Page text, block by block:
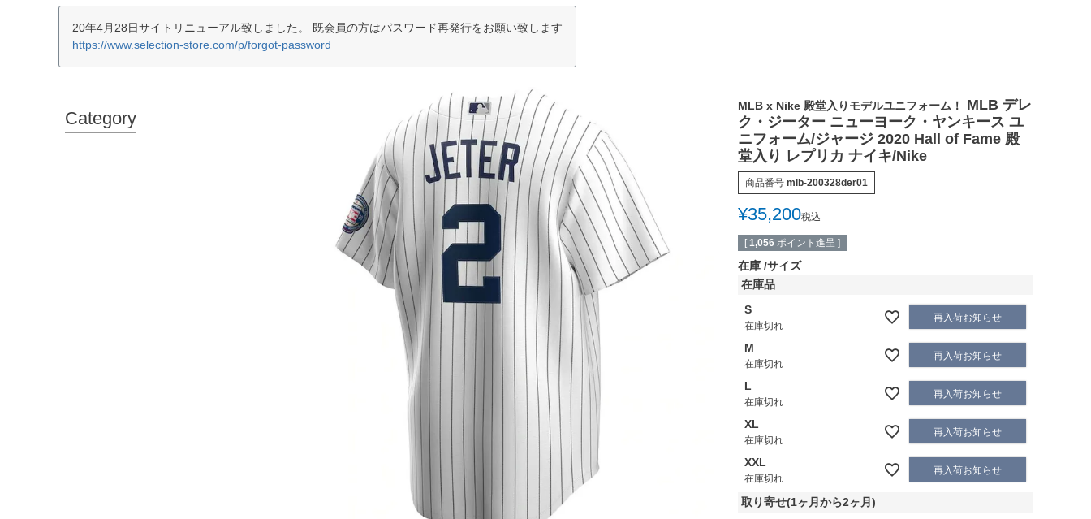
20年4月28日サイトリニューアル致しました。 既会員の方はパスワード再発行をお願い致します
https://www.selection-store.com/p/forgot-password
Category
MLB x Nike 殿堂入りモデルユニフォーム！
MLB デレ
ク・ジーター ニューヨーク・ヤンキース ユ
ニフォーム/ジャージ 2020 Hall of Fame 殿
堂入り レプリカ ナイキ/Nike
商品番号 mlb-200328der01
¥35,200税込
[ 1,056 ポイント進呈 ]
在庫 サイズ
在庫品
S
在庫切れ
再入荷お知らせ
M
在庫切れ
再入荷お知らせ
L
在庫切れ
再入荷お知らせ
XL
在庫切れ
再入荷お知らせ
XXL
在庫切れ
再入荷お知らせ
取り寄せ(1ヶ月から2ヶ月)